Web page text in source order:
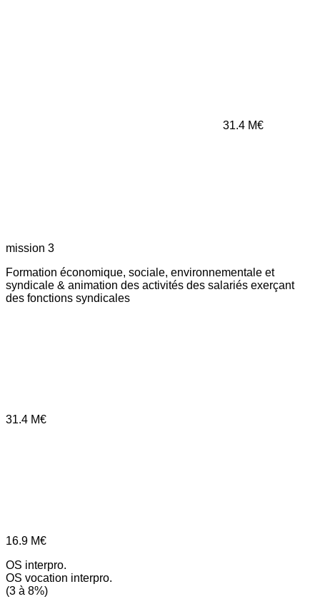
31.4 M€
mission 3
Formation économique, sociale, environnementale et
syndicale & animation des activités des salariés exerçant
des fonctions syndicales
31.4 M€
16.9 M€
OS interpro.
OS vocation interpro.
(3 à 8%)